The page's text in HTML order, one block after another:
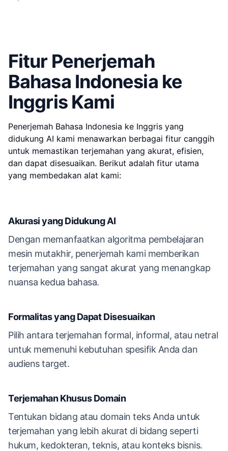
Fitur Penerjemah
Bahasa Indonesia ke
Inggris Kami
Penerjemah Bahasa Indonesia ke Inggris yang
didukung AI kami menawarkan berbagai fitur canggih
untuk memastikan terjemahan yang akurat, efisien,
dan dapat disesuaikan. Berikut adalah fitur utama
yang membedakan alat kami:
Akurasi yang Didukung AI
Dengan memanfaatkan algoritma pembelajaran
mesin mutakhir, penerjemah kami memberikan
terjemahan yang sangat akurat yang menangkap
nuansa kedua bahasa.
Formalitas yang Dapat Disesuaikan
Pilih antara terjemahan formal, informal, atau netral
untuk memenuhi kebutuhan spesifik Anda dan
audiens target.
Terjemahan Khusus Domain
Tentukan bidang atau domain teks Anda untuk
terjemahan yang lebih akurat di bidang seperti
hukum, kedokteran, teknis, atau konteks bisnis.